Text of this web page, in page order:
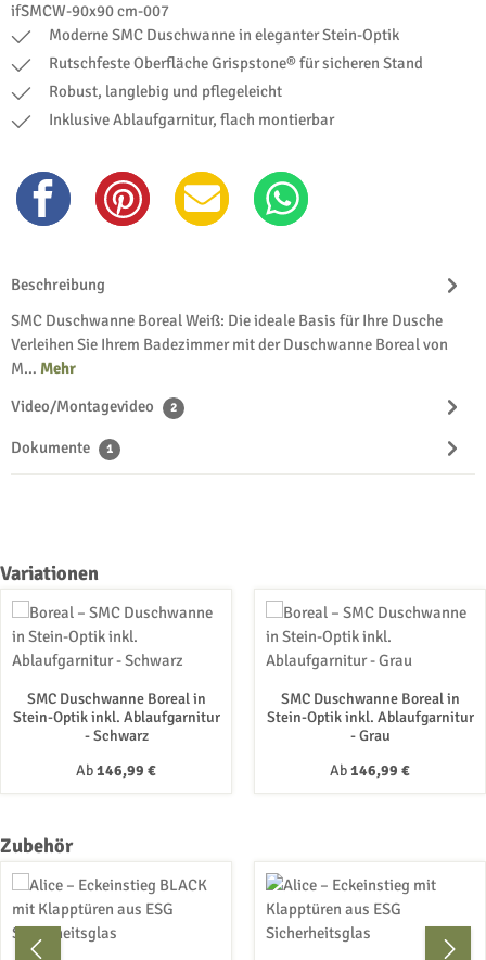
ifSMCW-90x90 cm-007
Moderne SMC Duschwanne in eleganter Stein-Optik
Rutschfeste Oberfläche Grispstone® für sicheren Stand
Robust, langlebig und pflegeleicht
Inklusive Ablaufgarnitur, flach montierbar
Beschreibung
SMC Duschwanne Boreal Weiß: Die ideale Basis für Ihre Dusche
Verleihen Sie Ihrem Badezimmer mit der Duschwanne Boreal von
M… Mehr
Video/Montagevideo
2
Dokumente 1
Produktgalerie überspringen
Variationen
SMC Duschwanne Boreal in
Stein-Optik inkl. Ablaufgarnitur
- Schwarz
Regulärer Preis:
Ab146,99 €
SMC Duschwanne Boreal in
Stein-Optik inkl. Ablaufgarnitur
- Grau
Regulärer Preis:
Ab146,99 €
Produktgalerie überspringen
Zubehör